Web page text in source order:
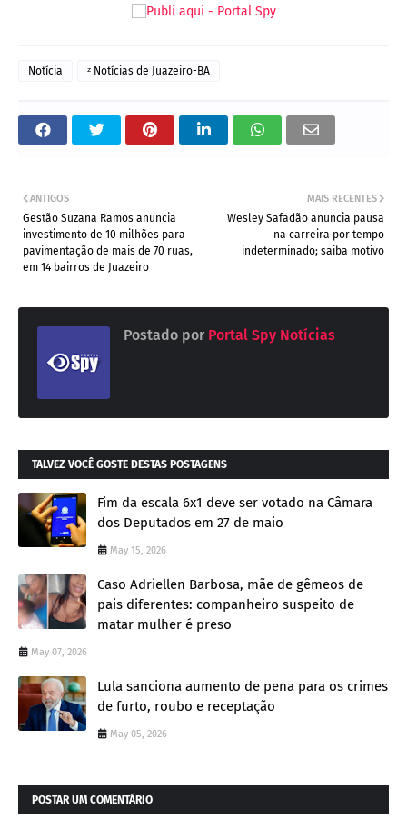
Notícia ᶻ Notícias de Juazeiro-BA
MAIS RECENTES
Wesley Safadão anuncia pausa
na carreira por tempo
indeterminado; saiba motivo
ANTIGOS
Gestão Suzana Ramos anuncia
investimento de 10 milhões para
pavimentação de mais de 70 ruas,
em 14 bairros de Juazeiro
Postado por Portal Spy Notícias
TALVEZ VOCÊ GOSTE DESTAS POSTAGENS
Fim da escala 6x1 deve ser votado na Câmara
dos Deputados em 27 de maio
May 15, 2026
Caso Adriellen Barbosa, mãe de gêmeos de
pais diferentes: companheiro suspeito de
matar mulher é preso
May 07, 2026
Lula sanciona aumento de pena para os crimes
de furto, roubo e receptação
May 05, 2026
POSTAR UM COMENTÁRIO